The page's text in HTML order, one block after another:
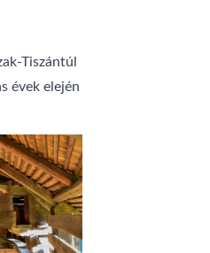
Tiszántúl
évek elején